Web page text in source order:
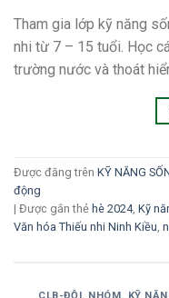
Tham gia lớp kỹ năng
nhi từ 7 – 15 tuổi. Học
trường nước và thoát
Được đăng trên KỸ NĂNG
động
| Được gắn thẻ hè 2024, Kỹ
Văn hóa Thiếu nhi Ninh Kiều,
CLB-ĐỘI, NHÓM, KỸ